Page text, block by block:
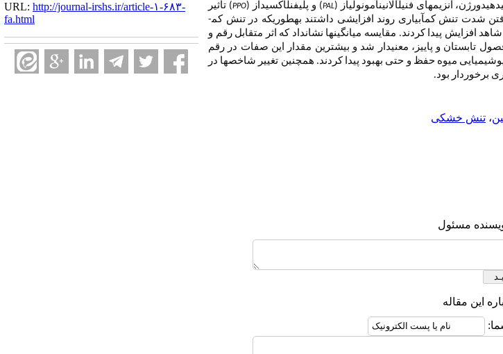
آنزیم­های فنیل­آلانین­آمونولیاز (PAL) و پلی­فنل­اکسیداز (PPO) تاثیر
شدت تنش کم­آبیاری روند افزایشی داشتند به­طوریکه در تنش کم­
35، 48 و 92 درصد در مقایسه با شاهد افزایش پیدا کردند. مقایسه میانگین­ها نشان­داد که اثر متقابل رقم و
تابستان و پاییز، معنی­دار شد و بیشترین مقدار این صفات در رقم
میوه حفظ و حتی بهبود پیدا کردند. همچنین تغییر شاخص­ها در
برخوردار بود.
، تنش خشکی
مسئول
این مقاله
URL: http://journal-irshs.ir/article-۱-۶۸۳-
fa.html